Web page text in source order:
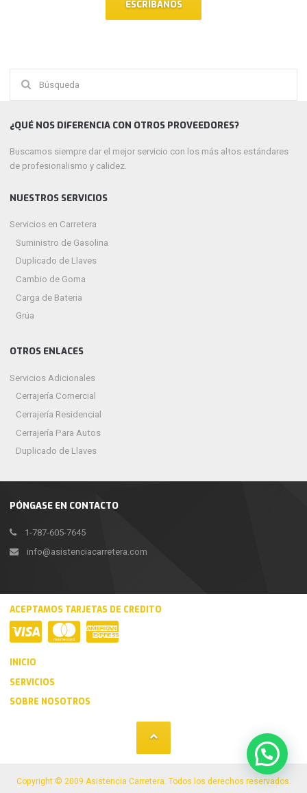
ESCRÍBANOS
PÓNGASE EN CONTACTO
1-787-605-7645
info@asistenciacarretera.com
¿QUÉ NOS DIFERENCIA CON OTROS PROVEEDORES?
Buscamos siempre dar el mejor servicio con los más altos estándares
de profesionalismo y calidez.
NUESTROS SERVICIOS
Servicios en Carretera
Suministro de Gasolina
Duplicado de Llaves
Cambio de Goma
Carga de Bateria
Grúa
OTROS ENLACES
Servicios Adicionales
Cerrajería Comercial
Cerrajería Residencial
Cerrajería Para Autos
Duplicado de Llaves
ACEPTAMOS TARJETAS DE CREDITO
INICIO
SERVICIOS
SOBRE NOSOTROS
Copyright © 2009 Asistencia Carretera. Todos los derechos reservados.